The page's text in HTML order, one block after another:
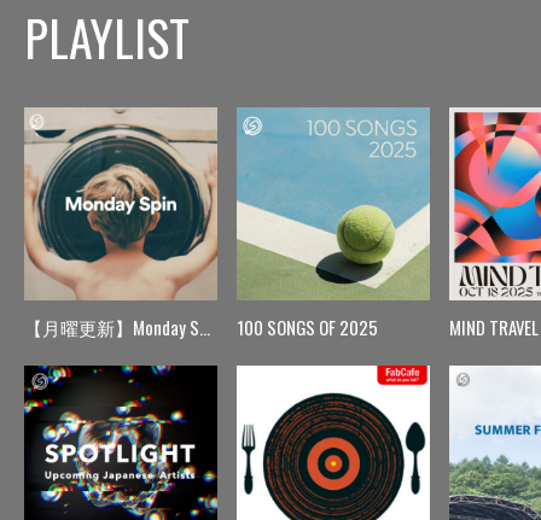
PLAYLIST
【月曜更新】Monday Spin 100 SONGS OF 2025 MIND TRAVEL